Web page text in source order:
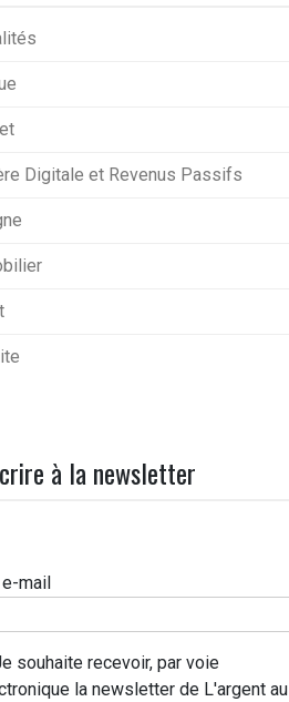
Digitale et Revenus Passifs
à la newsletter
mail
souhaite recevoir, par voie
la newsletter de L'argent au